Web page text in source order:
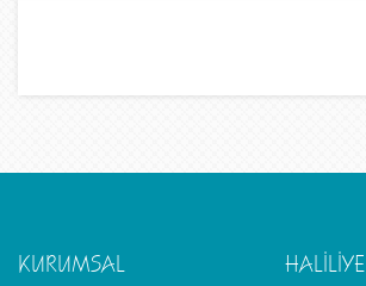
KURUMSAL HALİLİYE